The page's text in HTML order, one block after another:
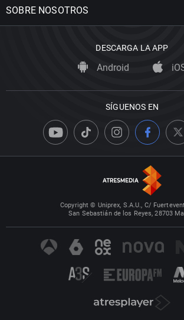
SOBRE NOSOTROS
DESCARGA LA APP
Android
SÍGUENOS EN
Copyright © Uniprex, S.A.U., C/
San Sebastián de los Reyes, 28703